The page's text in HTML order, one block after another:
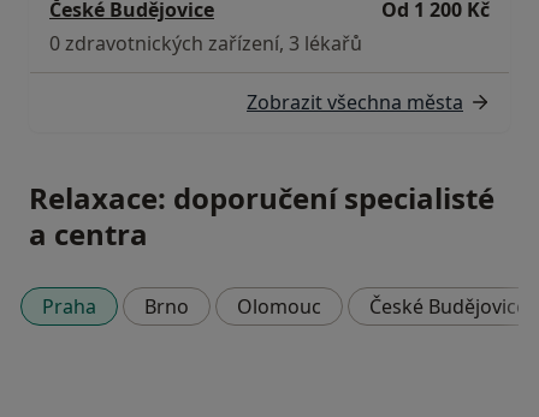
České Budějovice
Od 1 200 Kč
0 zdravotnických zařízení, 3 lékařů
Zobrazit všechna města
Relaxace: doporučení specialisté
a centra
Praha Brno Olomouc České Budějovice